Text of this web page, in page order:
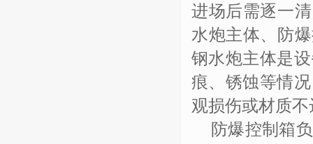
进场后需逐一
水炮主体、防
钢水炮主体是
痕、锈蚀等情
观损伤或材质
防爆控制箱